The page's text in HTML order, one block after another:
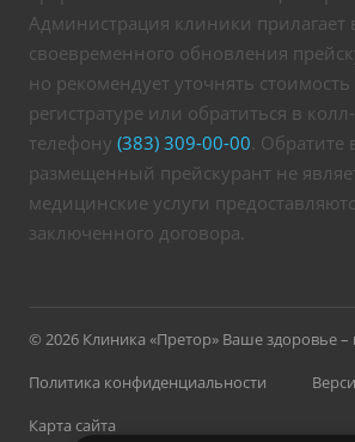
Администрация клиники прилагает
своевременного обновления
но рекомендует уточнять стоимость
регистратуре или обратиться в
телефону (383) 309-00-00. Обратите
размещенный прейскурант не
медицинские услуги
заключенного договора.
© 2026 Клиника «Претор» Ваше здоровье –
Политика конфиденциальности
Карта сайта